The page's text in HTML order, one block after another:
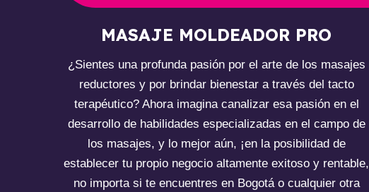
MASAJE MOLDEADOR PRO
¿Sientes una profunda pasión por el arte de los masajes
reductores y por brindar bienestar a través del tacto
terapéutico? Ahora imagina canalizar esa pasión en el
desarrollo de habilidades especializadas en el campo de
los masajes, y lo mejor aún, ¡en la posibilidad de
establecer tu propio negocio altamente exitoso y rentable,
no importa si te encuentres en Bogotá o cualquier otra